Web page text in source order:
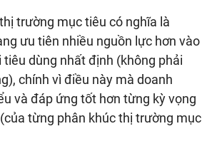
trường mục tiêu có nghĩa là
ưu tiên nhiều nguồn lực hơn vào
dùng nhất định (không phải
chính vì điều này mà doanh
và đáp ứng tốt hơn từng kỳ vọng
từng phân khúc thị trường mục